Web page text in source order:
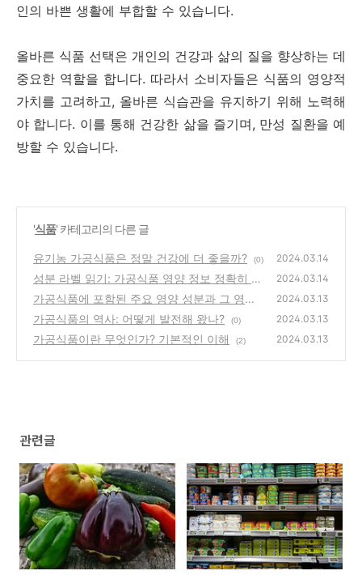
인의 바쁜 생활에 부합할 수 있습니다.
올바른 식품 선택은 개인의 건강과 삶의 질을 향상하는 데
중요한 역할을 합니다. 따라서 소비자들은 식품의 영양적
가치를 고려하고, 올바른 식습관을 유지하기 위해 노력해
야 합니다. 이를 통해 건강한 삶을 즐기며, 만성 질환을 예
방할 수 있습니다.
'식품' 카테고리의 다른 글
유기농 가공식품은 정말 건강에 더 좋을까? (0) 2024.03.14
성분 라벨 읽기: 가공식품 영양 정보 정확히 알
기
(0)
2024.03.14
가공식품에 포함된 주요 영양 성분과 그 영향
(0)
2024.03.13
가공식품의 역사: 어떻게 발전해 왔나? (0) 2024.03.13
가공식품이란 무엇인가? 기본적인 이해 (2) 2024.03.13
관련글